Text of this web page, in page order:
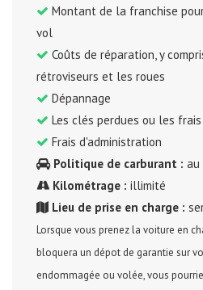
Montant de la franchise
vol
Coûts de réparation, y
rétroviseurs et les roues
Dépannage
Les clés perdues ou les
Frais d'administration
Politique de carburant : au
Kilométrage : illimité
Lieu de prise en charge :
Lorsque vous prenez la voiture en
bloquera un dépot de garantie sur
endommagée ou volée, vous